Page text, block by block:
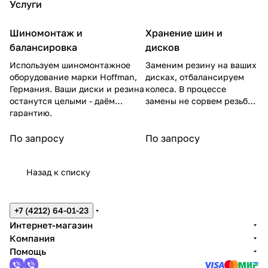
2
CORD
IANT
IG65
YOK
OHA
YOK
OHA
YOK
MA
101R
DMAN
8)
DMA
N 7)
101H101
ELLI
Услуги
Шиномонтаж и
балансировка
Используем шиномонтажное
оборудование марки Hoffman,
Германия. Ваши диски и резина
останутся целыми - даём
гарантию.
По запросу
Хранение шин и
дисков
Заменим резину на ваших
дисках, отбалансируем
колеса. В процессе
замены не сорвем резьбу
По запросу
Назад к списку
+7 (4212) 64-01-23
Интернет-магазин
Компания
Помощь